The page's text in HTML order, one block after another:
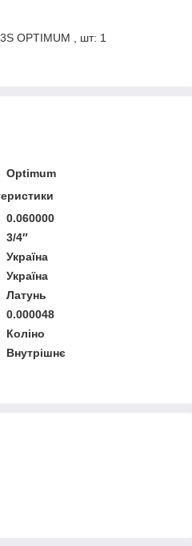
OPTIMUM , шт: 1
Optimum
0.060000
3/4″
Україна
Україна
Латунь
0.000048
Коліно
Внутрішнє